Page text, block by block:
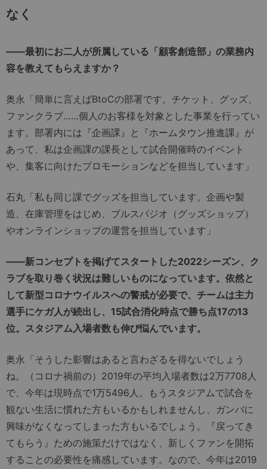
なく
――最初にお二人が所属している「顧客創造部」の業務内
容を教えてもらえますか？
奥永「簡単に言えばBtoCの部署です。チケット、グッズ、
ファンクラブ……個人のお客様を対象とした事業を行ってい
ます。部署内には『企画課』と『ホームタウン推進課』が
あって、私は企画課の課長として試合開催時のイベント
や、集客に向けたプロモーションなどを担当しています」
石丸「私も同じ課でグッズを担当しています。企画や製
造、在庫管理をはじめ、ブルスパジオ（グッズショップ）
やオンラインショップの運営を担当しています」
――新コンセプトを掲げてスタートした2022シーズン、ク
ラブを取り巻く状況は難しいものになっています。依然と
して新型コロナウイルスへの警戒が必要で、チームは主力
選手にケガ人が続出し、15試合消化時点で勝ち点17の13
位。スタジアム入場者数も伸び悩んでいます。
奥永「そうした影響はあると言わざるを得ないでしょう
ね。（コロナ禍前の）2019年の平均入場者数は2万7708人
で、今年は現時点で1万5496人。もうスタジアムで試合を
観ない生活に慣れた方もいるかもしれませんし、ガンバに
興味がなくなってしまった方もいるでしょう。『戻ってき
てもらう』ための施策だけではなく、新しくファンを開拓
することの必要性を痛感しています。なので、今年は2019